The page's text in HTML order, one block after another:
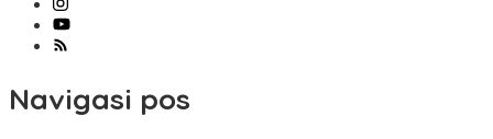
Navigasi pos